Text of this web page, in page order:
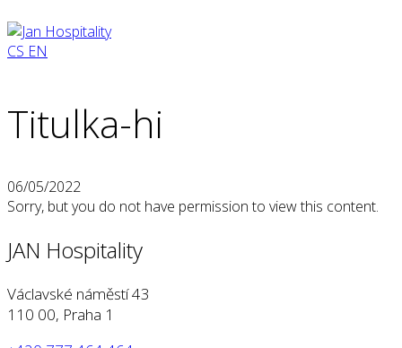
CS EN
Titulka-hi
06/05/2022
Sorry, but you do not have permission to view this content.
JAN Hospitality
Václavské náměstí 43
110 00, Praha 1